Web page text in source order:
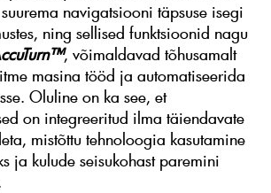
navigatsiooni täpsuse isegi
ning sellised funktsioonid nagu
, võimaldavad tõhusamalt
masina tööd ja automatiseerida
Oluline on ka see, et
on integreeritud ilma täiendavate
mistõttu tehnoloogia kasutamine
ja kulude seisukohast paremini